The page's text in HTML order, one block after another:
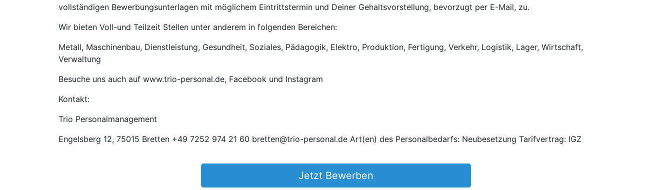
vollständigen Bewerbungsunterlagen mit möglichem Eintrittstermin und Deiner Gehaltsvorstellung, bevorzugt per E-Mail, zu.
Wir bieten Voll-und Teilzeit Stellen unter anderem in folgenden Bereichen:
Metall, Maschinenbau, Dienstleistung, Gesundheit, Soziales, Pädagogik, Elektro, Produktion, Fertigung, Verkehr, Logistik, Lager, Wirtschaft,
Verwaltung
Besuche uns auch auf www.trio-personal.de, Facebook und Instagram
Kontakt:
Trio Personalmanagement
Engelsberg 12, 75015 Bretten +49 7252 974 21 60 bretten@trio-personal.de Art(en) des Personalbedarfs: Neubesetzung Tarifvertrag: IGZ
Jetzt Bewerben